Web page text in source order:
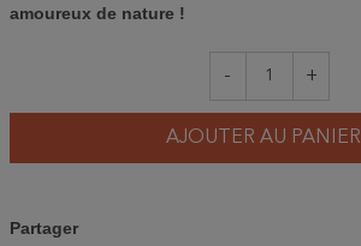
amoureux de nature !
- +
AJOUTER AU PANIER
Partager